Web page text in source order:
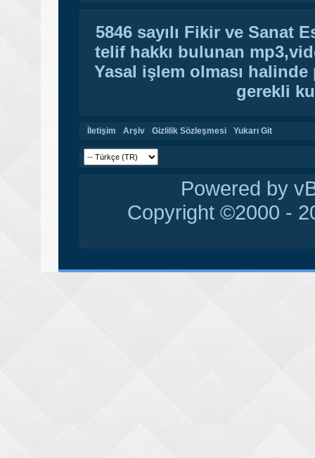
5846 sayılı Fikir ve Sanat
telif hakkı bulunan
Yasal işlem olması
gerekli
İletişim Arşiv Gizlilik Sözleşmesi Yukarı Git
Powered by
Copyright ©2000 -